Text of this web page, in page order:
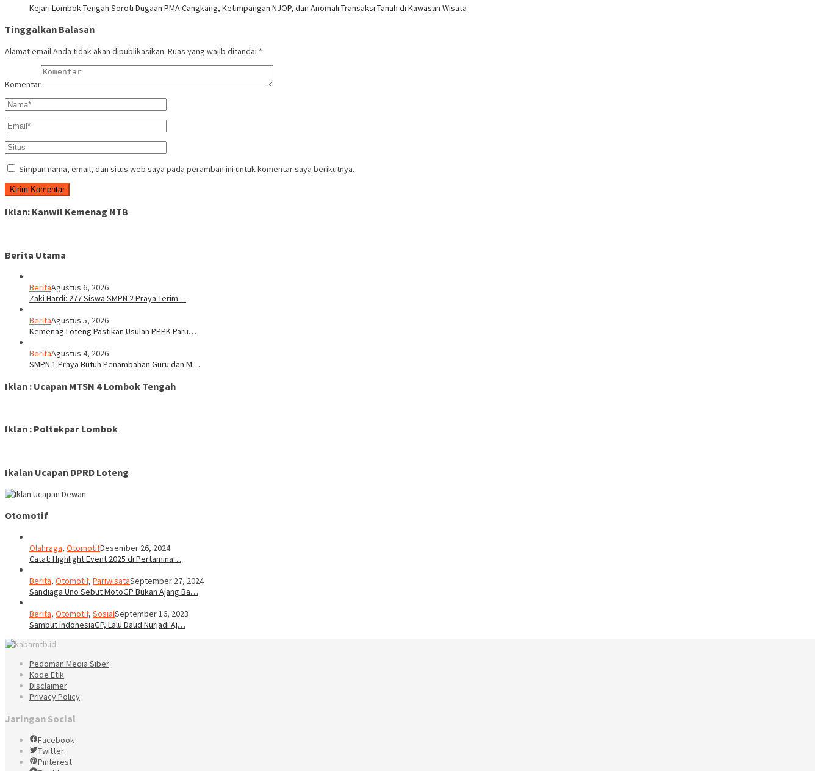
Kejari Lombok Tengah Soroti Dugaan PMA Cangkang, Ketimpangan NJOP, dan Anomali Transaksi Tanah di Kawasan Wisata
Tinggalkan Balasan
Alamat email Anda tidak akan dipublikasikan. Ruas yang wajib ditandai *
Komentar
Simpan nama, email, dan situs web saya pada peramban ini untuk komentar saya berikutnya.
Iklan: Kanwil Kemenag NTB
Berita Utama
BeritaAgustus 6, 2026
Zaki Hardi: 277 Siswa SMPN 2 Praya Terim…
BeritaAgustus 5, 2026
Kemenag Loteng Pastikan Usulan PPPK Paru…
BeritaAgustus 4, 2026
SMPN 1 Praya Butuh Penambahan Guru dan M…
Iklan : Ucapan MTSN 4 Lombok Tengah
Iklan : Poltekpar Lombok
Ikalan Ucapan DPRD Loteng
Otomotif
Olahraga, OtomotifDesember 26, 2024
Catat: Highlight Event 2025 di Pertamina…
Berita, Otomotif, PariwisataSeptember 27, 2024
Sandiaga Uno Sebut MotoGP Bukan Ajang Ba…
Berita, Otomotif, SosialSeptember 16, 2023
Sambut IndonesiaGP, Lalu Daud Nurjadi Aj…
Pedoman Media Siber
Kode Etik
Disclaimer
Privacy Policy
Jaringan Social
Facebook
Twitter
Pinterest